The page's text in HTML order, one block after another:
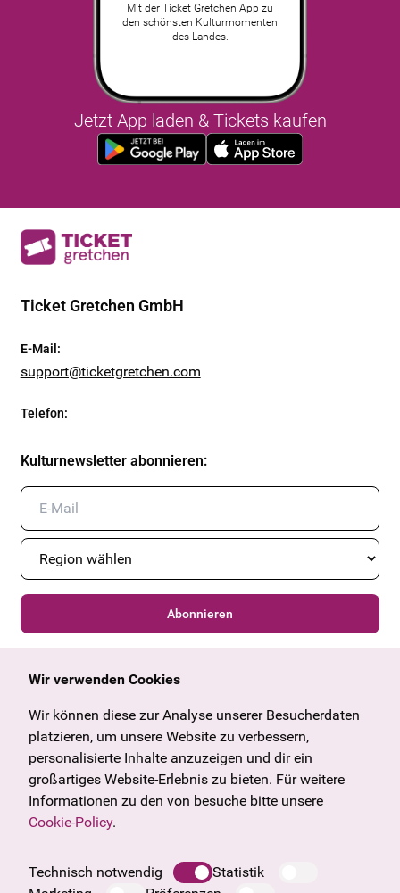
Mit der Ticket Gretchen App zu
den schönsten Kulturmomenten
des Landes.
Jetzt App laden & Tickets kaufen
Ticket Gretchen GmbH
E-Mail :
support@ticketgretchen.com
Telefon:
Kulturnewsletter abonnieren:
Abonnieren
Allgemein
Angebote & News
U27
Geschenkgutschein
Häufige Fragen
Impressum
Wien
Tirol
Vorarlberg
Burgenland
Salzburg
Wir verwenden Cookies
Wir können diese zur Analyse unserer Besucherdaten
platzieren, um unsere Website zu verbessern,
personalisierte Inhalte anzuzeigen und dir ein
großartiges Website-Erlebnis zu bieten. Für weitere
Informationen zu den von besuche bitte unsere
Cookie-Policy.
Technisch notwendig
Statistik